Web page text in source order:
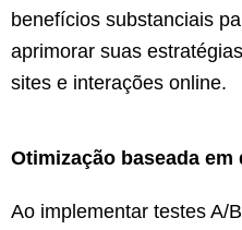
benefícios substanciais
aprimorar suas
sites e interações online.
Otimização baseada em
Ao implementar testes A/